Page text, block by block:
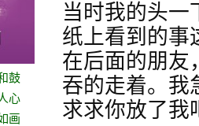
鼓
心
画
当时我的头一
纸上看到的事
在后面的朋友
吞的走着。我
求求你放了我